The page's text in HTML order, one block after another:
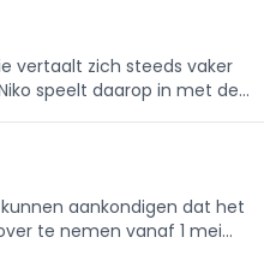
vertaalt zich steeds vaker
speelt daarop in met de
aankondigen dat het
te nemen vanaf 1 mei